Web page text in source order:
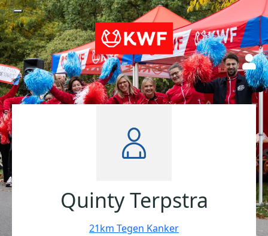
Quinty Terpstra
21km Tegen Kanker